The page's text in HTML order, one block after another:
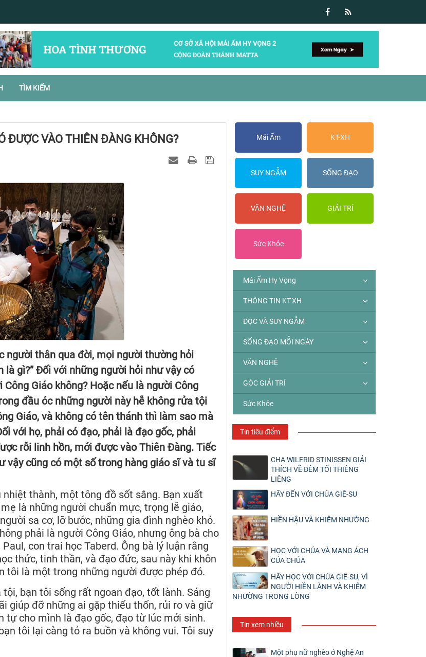
TÌM KIẾM
ĐƯỢC VÀO THIÊN ĐÀNG KHÔNG?
người thân qua đời, mọi người thường hỏi
là gì?” Đối với những người hỏi như vậy có
Giáo không? Hoặc nếu là người Công
đầu óc những người này hễ không rửa tội
Giáo, và không có tên thánh thì làm sao mà
với họ, phải có đạo, phải là đạo gốc, phải
rỗi linh hồn, mới được vào Thiên Đàng. Tiếc
vậy cũng có một số trong hàng giáo sĩ và tu sĩ
thành, một tông đồ sốt sắng. Bạn xuất
là những người chuẩn mực, trọng lễ giáo,
sa cơ, lỡ bước, những gia đình nghèo khó.
phải là người Công Giáo, nhưng ông bà cho
con trai học Taberd. Ông bà lý luận rằng
thức, tinh thần, và đạo đức, sau này khi khôn
tôi là một trong những người được phép đó.
bạn tôi sống rất ngoan đạo, tốt lành. Sáng
giúp đỡ những ai gặp thiếu thốn, rủi ro và giữ
tự cho mình là đạo gốc, đạo từ lúc mới sinh.
tôi lại càng tỏ ra buồn và không vui. Tôi suy
Mái Ấm KT-XH
SUY NGẪM SỐNG ĐẠO
VĂN NGHỆ GIẢI TRÍ
Sức Khỏe
Mái Ấm Hy Vọng
THÔNG TIN KT-XH
ĐỌC VÀ SUY NGẪM
SỐNG ĐẠO MỖI NGÀY
VĂN NGHỆ
GÓC GIẢI TRÍ
Sức Khỏe
Tin tiêu điểm
CHA WILFRID STINISSEN GIẢI
THÍCH VỀ ĐÊM TỐI THIÊNG
LIÊNG
HÃY ĐẾN VỚI CHÚA GIÊ-SU
HIỀN HẬU VÀ KHIÊM NHƯỜNG
HỌC VỚI CHÚA VÀ MANG ÁCH
CỦA CHÚA
HÃY HỌC VỚI CHÚA GIÊ-SU, VÌ
NGƯỜI HIỀN LÀNH VÀ KHIÊM
NHƯỜNG TRONG LÒNG
Tin xem nhiều
Một phụ nữ nghèo ở Nghệ An